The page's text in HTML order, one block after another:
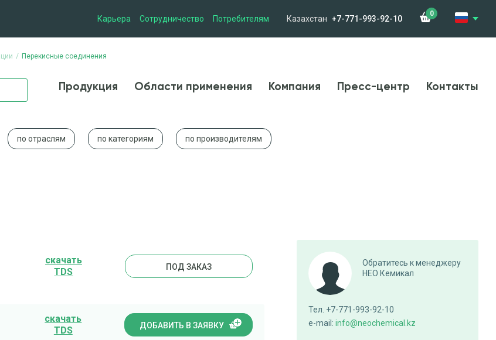
Карьера Сотрудничество Потребителям Казахстан +7-771-993-92-10
0
Перекисные соединения
Продукция Области применения Компания Пресс-центр Контакты
по отраслям по категориям по производителям
cкачать
TDS
ПОД ЗАКАЗ
cкачать
TDS
ДОБАВИТЬ В ЗАЯВКУ
Обратитесь к менеджеру
НЕО Кемикал
Тел. +7-771-993-92-10
e-mail: info@neochemical.kz